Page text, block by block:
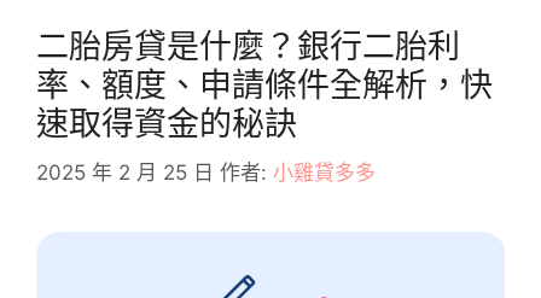
二胎房貸是什麼？銀行二胎利
率、額度、申請條件全解析，快
速取得資金的秘訣
2025 年 2 月 25 日 作者: 小雞貸多多